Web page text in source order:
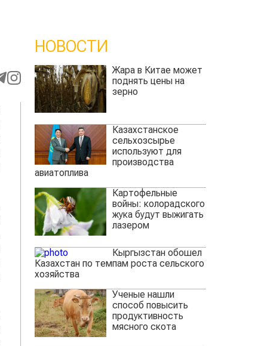
НОВОСТИ
Жара в Китае может
поднять цены на
зерно
Казахстанское
сельхозсырье
используют для
производства
авиатоплива
Картофельные
войны: колорадского
жука будут выжигать
лазером
Кыргызстан обошел
Казахстан по темпам роста сельского
хозяйства
Ученые нашли
способ повысить
продуктивность
мясного скота